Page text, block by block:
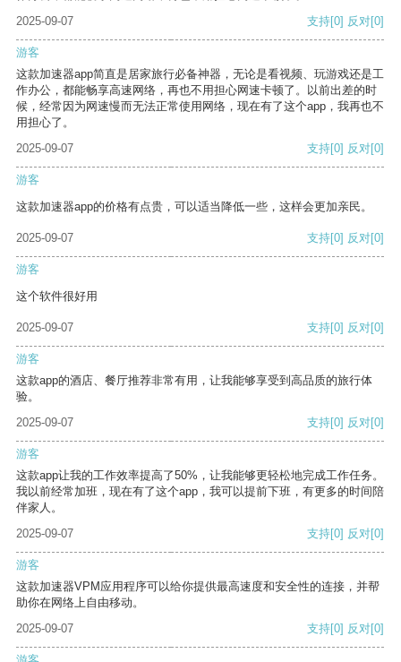
2025-09-07
支持[0] 反对[0]
游客
这款加速器app简直是居家旅行必备神器，无论是看视频、玩游戏还是工
作办公，都能畅享高速网络，再也不用担心网速卡顿了。以前出差的时
候，经常因为网速慢而无法正常使用网络，现在有了这个app，我再也不
用担心了。
2025-09-07
支持[0] 反对[0]
游客
这款加速器app的价格有点贵，可以适当降低一些，这样会更加亲民。
2025-09-07 支持[0] 反对[0]
游客
这个软件很好用
2025-09-07 支持[0] 反对[0]
游客
这款app的酒店、餐厅推荐非常有用，让我能够享受到高品质的旅行体
验。
2025-09-07
支持[0] 反对[0]
游客
这款app让我的工作效率提高了50%，让我能够更轻松地完成工作任务。
我以前经常加班，现在有了这个app，我可以提前下班，有更多的时间陪
伴家人。
2025-09-07
支持[0] 反对[0]
游客
这款加速器VPM应用程序可以给你提供最高速度和安全性的连接，并帮
助你在网络上自由移动。
2025-09-07
支持[0] 反对[0]